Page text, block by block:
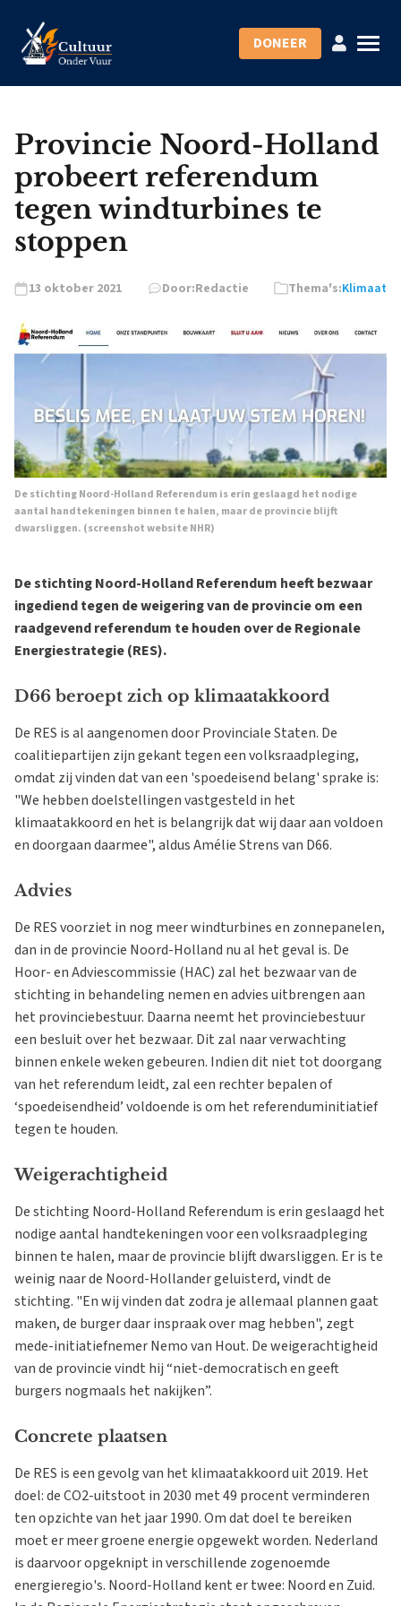
DONEER
Provincie Noord-Holland
probeert referendum
tegen windturbines te
stoppen
13 oktober 2021 Door:Redactie Thema's:Klimaat
De stichting Noord-Holland Referendum is erin geslaagd het nodige
aantal handtekeningen binnen te halen, maar de provincie blijft
dwarsliggen. (screenshot website NHR)
De stichting Noord-Holland Referendum heeft bezwaar
ingediend tegen de weigering van de provincie om een
raadgevend referendum te houden over de Regionale
Energiestrategie (RES).
D66 beroept zich op klimaatakkoord
De RES is al aangenomen door Provinciale Staten. De
coalitiepartijen zijn gekant tegen een volksraadpleging,
omdat zij vinden dat van een 'spoedeisend belang' sprake is:
"We hebben doelstellingen vastgesteld in het
klimaatakkoord en het is belangrijk dat wij daar aan voldoen
en doorgaan daarmee", aldus Amélie Strens van D66.
Advies
De RES voorziet in nog meer windturbines en zonnepanelen,
dan in de provincie Noord-Holland nu al het geval is. De
Hoor- en Adviescommissie (HAC) zal het bezwaar van de
stichting in behandeling nemen en advies uitbrengen aan
het provinciebestuur. Daarna neemt het provinciebestuur
een besluit over het bezwaar. Dit zal naar verwachting
binnen enkele weken gebeuren. Indien dit niet tot doorgang
van het referendum leidt, zal een rechter bepalen of
‘spoedeisendheid’ voldoende is om het referenduminitiatief
tegen te houden.
Weigerachtigheid
De stichting Noord-Holland Referendum is erin geslaagd het
nodige aantal handtekeningen voor een volksraadpleging
binnen te halen, maar de provincie blijft dwarsliggen. Er is te
weinig naar de Noord-Hollander geluisterd, vindt de
stichting. "En wij vinden dat zodra je allemaal plannen gaat
maken, de burger daar inspraak over mag hebben", zegt
mede-initiatiefnemer Nemo van Hout. De weigerachtigheid
van de provincie vindt hij “niet-democratisch en geeft
burgers nogmaals het nakijken”.
Concrete plaatsen
De RES is een gevolg van het klimaatakkoord uit 2019. Het
doel: de CO2-uitstoot in 2030 met 49 procent verminderen
ten opzichte van het jaar 1990. Om dat doel te bereiken
moet er meer groene energie opgewekt worden. Nederland
is daarvoor opgeknipt in verschillende zogenoemde
energieregio's. Noord-Holland kent er twee: Noord en Zuid.